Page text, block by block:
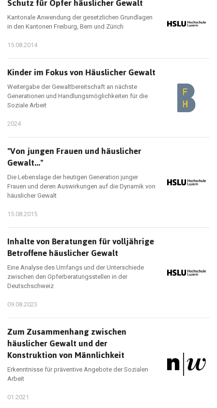
Kantonale Anwendung der gesetzlichen Grundlagen
in den Kantonen Freiburg, Bern und Zürich
15.08.2014
Kinder im Fokus von Häuslicher Gewalt
Weitergabe der Gewaltbereitschaft an nächste
Generationen und Handlungsmöglichkeiten für die
Soziale Arbeit
2024
"Von jungen Frauen und häuslicher
Gewalt..."
Die Lebenslage der heutigen Generation junger
Frauen und deren Auswirkungen auf die Dynamik von
häuslicher Gewalt
15.08.2015
Inhalte von Beratungen für volljährige
Betroffene häuslicher Gewalt
Eine Analyse des Umfangs und der Unterschiede
zwischen den Opferberatungsstellen in der
Deutschschweiz
09.08.2023
Zum Zusammenhang zwischen
häuslicher Gewalt und der
Konstruktion von Männlichkeit
Erkenntnisse für präventive Angebote der Sozialen
Arbeit
01.2021